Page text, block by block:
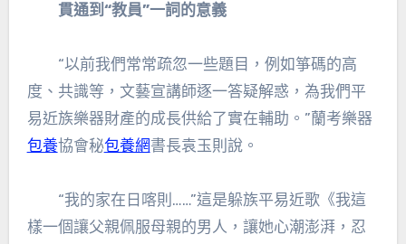
貫通到“教員”一詞的意義
“以前我們常常疏忽一些題目，例如箏碼的高
度、共識等，文藝宣講師逐一答疑解惑，為我們平
易近族樂器財產的成長供給了實在輔助。”蘭考樂器
包養協會秘包養網書長袁玉則說。
“我的家在日喀則……”這是躲族平易近歌《我這
樣一個讓父親佩服母親的男人，讓她心潮澎湃，忍